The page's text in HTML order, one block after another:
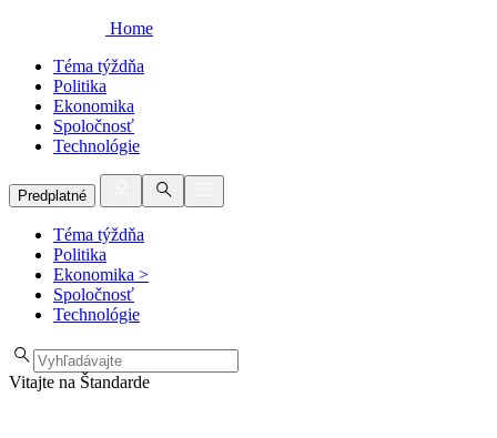
Home
Téma týždňa
Politika
Ekonomika
Spoločnosť
Technológie
Predplatné
Téma týždňa
Politika
Ekonomika >
Spoločnosť
Technológie
Vitajte na Štandarde